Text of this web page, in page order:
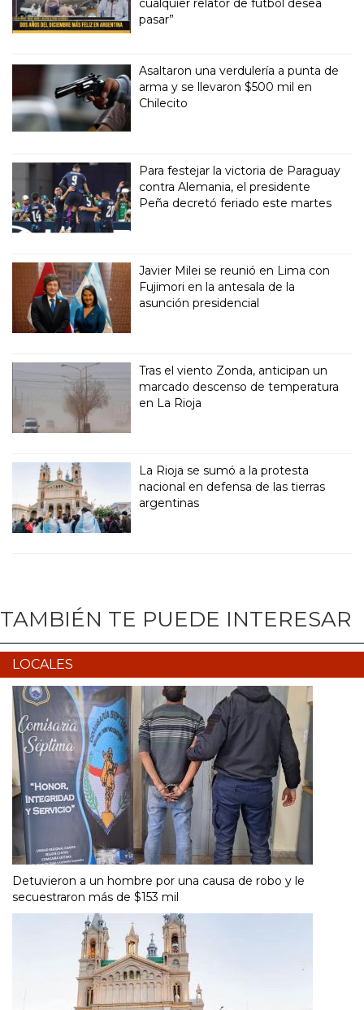
cualquier relator de futbol desea
pasar”
Asaltaron una verdulería a punta de
arma y se llevaron $500 mil en
Chilecito
Para festejar la victoria de Paraguay
contra Alemania, el presidente
Peña decretó feriado este martes
Javier Milei se reunió en Lima con
Fujimori en la antesala de la
asunción presidencial
Tras el viento Zonda, anticipan un
marcado descenso de temperatura
en La Rioja
La Rioja se sumó a la protesta
nacional en defensa de las tierras
argentinas
TAMBIÉN TE PUEDE INTERESAR
LOCALES
Detuvieron a un hombre por una causa de robo y le
secuestraron más de $153 mil